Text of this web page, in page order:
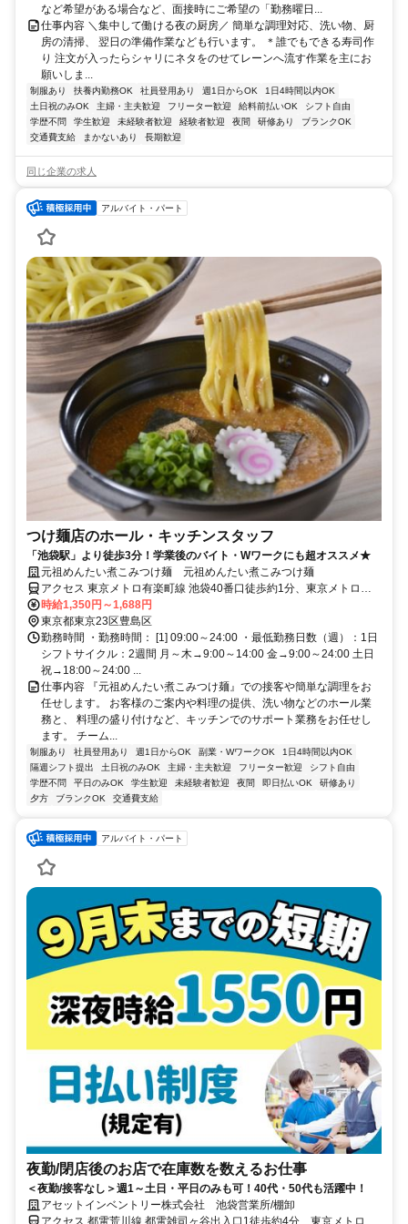
など希望がある場合など、面接時にご希望の「勤務曜日...
仕事内容 ＼集中して働ける夜の厨房／ 簡単な調理対応、洗い物、厨
房の清掃、 翌日の準備作業なども行います。 ＊誰でもできる寿司作
り 注文が入ったらシャリにネタをのせてレーンへ流す作業を主にお
願いしま...
制服あり 扶養内勤務OK 社員登用あり 週1日からOK
1日4時間以内OK
土日祝のみOK
主婦・主夫歓迎 フリーター歓迎 給料前払いOK
シフト自由
学歴不問
学生歓迎 未経験者歓迎 経験者歓迎 夜間 研修あり
ブランクOK
交通費支給
まかないあり 長期歓迎
同じ企業の求人
アルバイト・パート
つけ麺店のホール・キッチンスタッフ
「池袋駅」より徒歩3分！学業後のバイト・Wワークにも超オススメ★
元祖めんたい煮こみつけ麺 元祖めんたい煮こみつけ麺
アクセス 東京メトロ有楽町線 池袋40番口徒歩約1分、東京メトロ副
都心線 池袋40番口徒歩約1分、西武池袋線/西武秩父線 池袋地下改札
口徒歩約2分
時給1,350円～1,688円
東京都東京23区豊島区
勤務時間 ・勤務時間： [1] 09:00～24:00 ・最低勤務日数（週）：1日
シフトサイクル：2週間 月～木→9:00～14:00 金→9:00～24:00 土日
祝→18:00～24:00 ...
仕事内容 『元祖めんたい煮こみつけ麺』での接客や簡単な調理をお
任せします。 お客様のご案内や料理の提供、洗い物などのホール業
務と、 料理の盛り付けなど、キッチンでのサポート業務をお任せし
ます。 チーム...
制服あり 社員登用あり 週1日からOK 副業・WワークOK
1日4時間以内OK
隔週シフト提出
土日祝のみOK 主婦・主夫歓迎 フリーター歓迎
シフト自由
学歴不問
平日のみOK 学生歓迎 未経験者歓迎 夜間 即日払いOK
研修あり
夕方
ブランクOK 交通費支給
アルバイト・パート
夜勤/閉店後のお店で在庫数を数えるお仕事
＜夜勤/接客なし＞週1～土日・平日のみも可！40代・50代も活躍中！
アセットインベントリー株式会社 池袋営業所/棚卸
アクセス 都電荒川線 都電雑司ヶ谷出入口1徒歩約4分、東京メトロ有